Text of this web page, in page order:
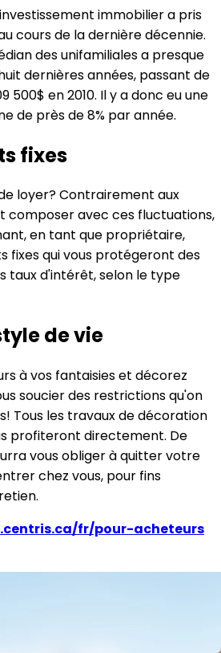
immobilier a pris
cours de la dernière décennie.
des unifamiliales a presque
dernières années, passant de
500$ en 2010. Il y a donc eu une
de près de 8% par année.
fixes
loyer? Contrairement aux
composer avec ces fluctuations,
en tant que propriétaire,
fixes qui vous protégeront des
taux d'intérêt, selon le type
de vie
à vos fantaisies et décorez
soucier des restrictions qu'on
Tous les travaux de décoration
profiteront directement. De
vous obliger à quitter votre
chez vous, pour fins
fr/pour-acheteurs